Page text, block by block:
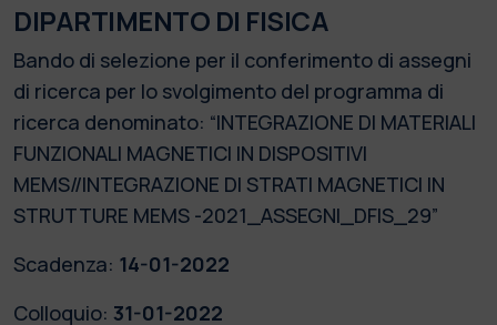
DIPARTIMENTO DI FISICA
Bando di selezione per il conferimento di assegni
di ricerca per lo svolgimento del programma di
ricerca denominato: “INTEGRAZIONE DI MATERIALI
FUNZIONALI MAGNETICI IN DISPOSITIVI
MEMS//INTEGRAZIONE DI STRATI MAGNETICI IN
STRUTTURE MEMS -2021_ASSEGNI_DFIS_29”
Scadenza: 14-01-2022
Colloquio: 31-01-2022